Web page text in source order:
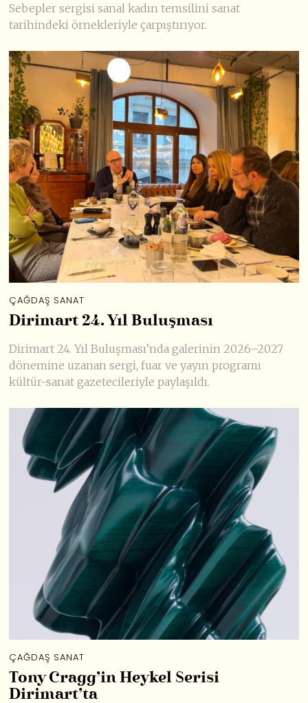
Sebepler sergisi sanal kadın temsilini sanat
tarihindeki örnekleriyle çarpıştırıyor.
ÇAĞDAŞ SANAT
Dirimart 24. Yıl Buluşması
Dirimart 24. Yıl Buluşması’nda galerinin 2026–2027
dönemine uzanan sergi, fuar ve yayın programı
kültür-sanat gazetecileriyle paylaşıldı.
ÇAĞDAŞ SANAT
Tony Cragg’in Heykel Serisi
Dirimart’ta